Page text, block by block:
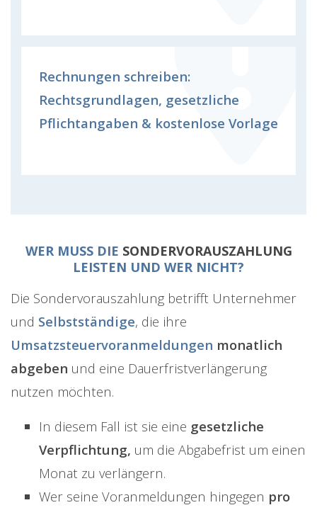
Rechnungen schreiben:
Rechtsgrundlagen, gesetzliche
Pflichtangaben & kostenlose Vorlage
WER MUSS DIE SONDERVORAUSZAHLUNG
LEISTEN UND WER NICHT?
Die Sondervorauszahlung betrifft Unternehmer
und Selbstständige, die ihre
Umsatzsteuervoranmeldungen monatlich
abgeben und eine Dauerfristverlängerung
nutzen möchten.
In diesem Fall ist sie eine gesetzliche
Verpflichtung, um die Abgabefrist um einen
Monat zu verlängern.
Wer seine Voranmeldungen hingegen pro